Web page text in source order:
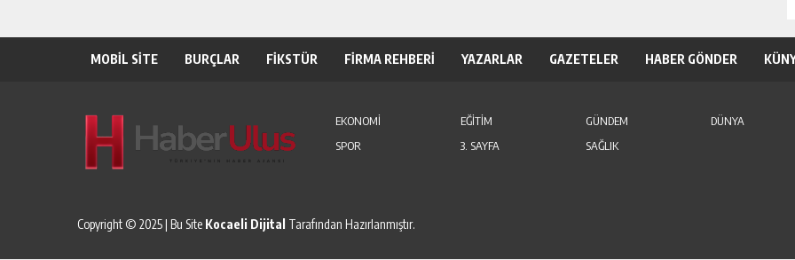
MOBİL SİTE BURÇLAR FİKSTÜR FİRMA REHBERİ YAZARLAR GAZETELER HABER GÖNDER
EKONOMİ EĞİTİM GÜNDEM DÜNYA
SPOR
3. SAYFA SAĞLIK
Copyright © 2025 | Bu Site Kocaeli Dijital Tarafından Hazırlanmıştır.